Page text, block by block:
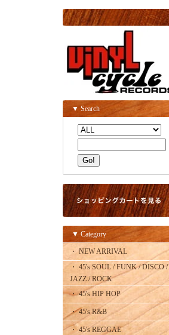
▼ Search
▼ Category
・ NEW ARRIVAL
・ 45's SOUL / FUNK / DISCO /
JAZZ / ROCK
・ 45's HIP HOP
・ 45's R&B
・ 45's REGGAE